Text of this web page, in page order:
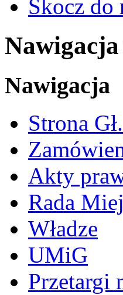
Skocz do
Nawigacja
Strona Gł.
Akty
Rada
Władze
UMiG
Przetargi